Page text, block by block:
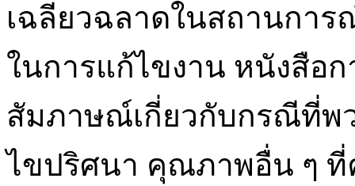
เฉลียวฉลาดในสถานกา
ในการแก้ไขงาน หนังสือ
สัมภาษณ์เกี่ยวกับกรณีที่พ
ไขปริศนา คุณภาพอื่น ๆ